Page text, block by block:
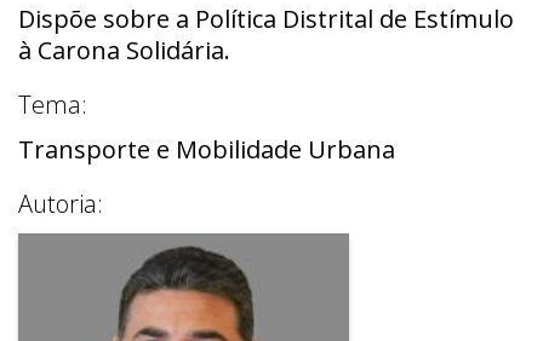
Dispõe sobre a Política Distrital de Estímulo
à Carona Solidária.
Tema:
Transporte e Mobilidade Urbana
Autoria: